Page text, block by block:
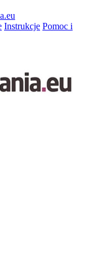
Instrukcje Pomoc i